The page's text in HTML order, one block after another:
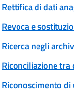
Rettifica di dati
Revoca e
Ricerca negli
Riconciliazione tra
Riconoscimento